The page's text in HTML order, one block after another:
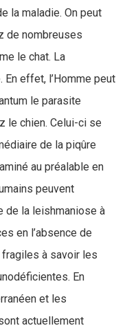
la maladie. On peut
de nombreuses
le chat. La
effet, l’Homme peut
le parasite
le chien. Celui-ci se
de la piqûre
au préalable en
peuvent
de la leishmaniose à
en l’absence de
à savoir les
En
et les
actuellement